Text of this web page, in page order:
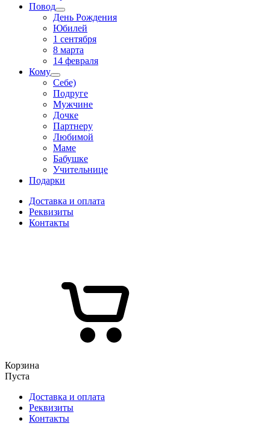
Повод
День Рождения
Юбилей
1 сентября
8 марта
14 февраля
Кому
Себе)
Подруге
Мужчине
Дочке
Партнеру
Любимой
Маме
Бабушке
Учительнице
Подарки
Доставка и оплата
Реквизиты
Контакты
Корзина
Пуста
Доставка и оплата
Реквизиты
Контакты